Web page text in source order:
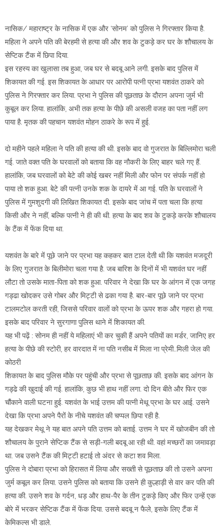
नासिक/ महाराष्ट्र के नासिक में एक और ‘सोनम’ को पुलिस ने गिरफ्तार किया है.
महिला ने अपने पति की बेरहमी से हत्या की और शव के टुकड़े कर घर के शौचालय के
सेप्टिक टैंक में छिपा दिया.
इस रहस्य का खुलासा तब हुआ, जब घर से बदबू आने लगी. इसके बाद पुलिस में
शिकायत की गई. इस शिकायत के आधार पर आरोपी पत्नी प्रभा यशवंत ठाकरे को
पुलिस ने गिरफ्तार कर लिया. प्रभा ने पुलिस की पूछताछ के दौरान अपना जुर्म भी
कुबूल कर लिया. हालांकि, अभी तक हत्या के पीछे की असली वजह का पता नहीं लग
पाया है. मृतक की पहचान यशवंत मोहन ठाकरे के रूप में हुई.
दो महीने पहले महिला ने पति की हत्या की थी. इसके बाद वो गुजरात के बिल्लिमोरा चली
गई. जाते वक्त पति के घरवालों को बताया कि वह नौकरी के लिए बाहर चले गए हैं.
हालांकि, जब घरवालों को बेटे की कोई खबर नहीं मिली और फोन पर संपर्क नहीं हो
पाया तो शक हुआ. बेटे की पत्नी उनके शक के दायरे में आ गई. पति के घरवालों ने
पुलिस में गुमशुदगी की लिखित शिकायत दी. इसके बाद जांच में पता चला कि हत्या
किसी और ने नहीं, बल्कि पत्नी ने ही की थी. हत्या के बाद शव के टुकड़े करके शौचालय
के टैंक में फेंक दिया था.
यशवंत के बारे में पूछे जाने पर प्रभा यह कहकर बात टाल देती थी कि यशवंत मजदूरी
के लिए गुजरात के बिलीमोरा चला गया है. जब बारिश के दिनों में भी यशवंत घर नहीं
लौटा तो उसके माता-पिता को शक हुआ. परिवार ने देखा कि घर के आंगन में एक जगह
गड्ढा खोदकर उसे गोबर और मिट्टी से ढका गया है. बार-बार पूछे जाने पर प्रभा
टालमटोल करती रही, जिससे परिवार वालों को प्रभा के ऊपर शक और गहरा हो गया.
इसके बाद परिवार ने सुरगाणा पुलिस थाने में शिकायत की.
यह भी पढ़ें : सोनम ही नहीं ये महिलाएं भी कर चुकी हैं अपने पतियों का मर्डर, जानिए हर
हत्या के पीछे की स्टोरी, हर वारदात में ना पति नसीब में मिला ना प्रेमी..मिली जेल की
कोठरी
शिकायत के बाद पुलिस मौके पर पहुंची और प्रभा से पूछताछ की. इसके बाद आंगन के
गड्ढे की खुदाई की गई. हालांकि, कुछ भी हाथ नहीं लगा. दो दिन बीते और फिर एक
चौंकाने वाली घटना हुई. यशवंत के भाई उत्तम की पत्नी मेथू प्रभा के घर आई. उसने
देखा कि प्रभा अपने पैरों के नीचे यशवंत की चप्पल छिपा रही है.
यह देखकर मेथू ने यह बात अपने पति उत्तम को बताई. उत्तम ने घर में खोजबीन की तो
शौचालय के पुराने सेप्टिक टैंक से सड़ी-गली बदबू आ रही थी. वहां मच्छरों का जमावड़ा
था. जब उसने टैंक की मिट्टी हटाई तो अंदर से कटा शव मिला.
पुलिस ने दोबारा प्रभा को हिरासत में लिया और सख्ती से पूछताछ की तो उसने अपना
जुर्म कबूल कर लिया. उसने पुलिस को बताया कि उसने ही कुल्हाड़ी से वार कर पति की
हत्या की. उसने शव के गर्दन, धड़ और हाथ-पैर के तीन टुकड़े किए और फिर उन्हें एक
बोरे में भरकर सेप्टिक टैंक में फेंक दिया. उससे बदबू न फैले, इसके लिए टैंक में
केमिकल्स भी डाले.